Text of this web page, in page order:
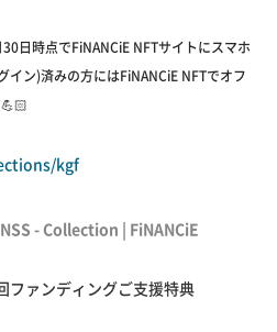
日時点でFiNANCiE NFTサイトにスマホ
イン)済みの方にはFiNANCiE NFTでオフ
kgf
- Collection | FiNANCiE
ファンディングご支援特典